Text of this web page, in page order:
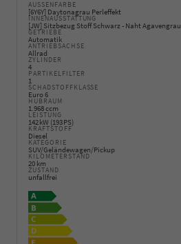
AUSSENFARBE
[6Y6Y] Daytonagrau Perleffekt
INNENAUSSTATTUNG
[JW] Sitzbezug Stoff Schwarz - Naht Agavengrau
GETRIEBE
Automatik
ANTRIEBSACHSE
Allrad
ZYLINDER
4
PARTIKELFILTER
1
SCHADSTOFFKLASSE
Euro 6
HUBRAUM
1.968 ccm
LEISTUNG
142 kW (193 PS)
KRAFTSTOFF
Diesel
KATEGORIE
SUV/Geländewagen/Pickup
KILOMETERSTAND
20 km
ZUSTAND
unfallfrei